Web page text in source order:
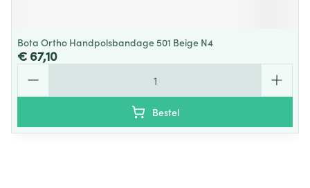
Bota Ortho Handpolsbandage 501 Beige N4
€ 67,10
Bestel